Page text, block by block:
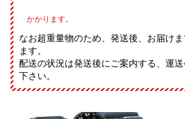
かかります。
なお超重量物のため、発送後、お届け
ます。
配送の状況は発送後にご案内する、運
下さい。